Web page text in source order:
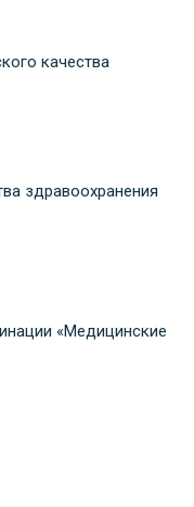
качества
здравоохранения
«Медицинские